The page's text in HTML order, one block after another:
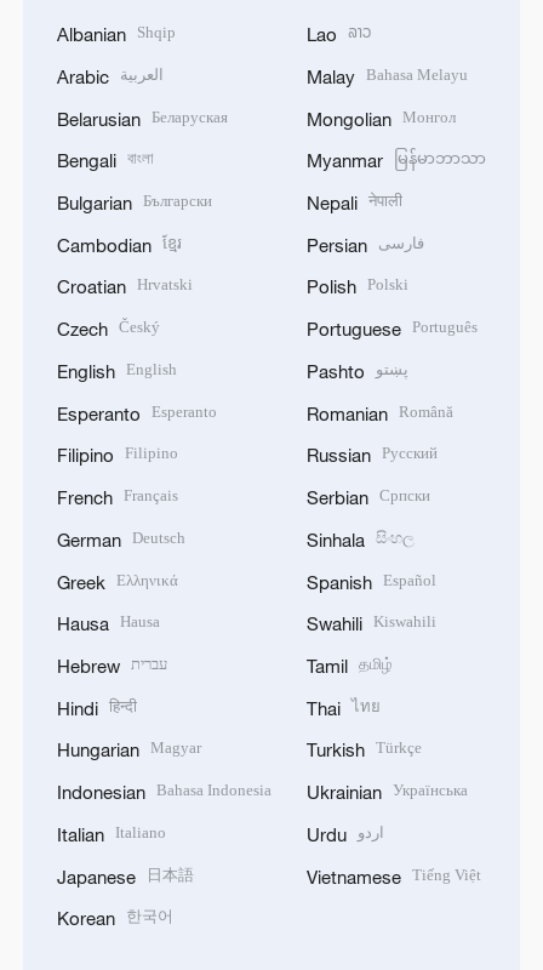
Albanian Shqip
Arabic العربية
Belarusian Беларуская
Bengali বাংলা
Bulgarian Български
Cambodian ខ្មែរ
Croatian Hrvatski
Czech Český
English English
Esperanto Esperanto
Filipino Filipino
French Français
German Deutsch
Greek Ελληνικά
Hausa Hausa
Hebrew עברית
Hindi हिन्दी
Hungarian Magyar
Indonesian Bahasa Indonesia
Italian Italiano
Japanese 日本語
Korean 한국어
Lao ລາວ
Malay Bahasa Melayu
Mongolian Монгол
Myanmar မြန်မာဘာသာ
Nepali नेपाली
Persian فارسی
Polish Polski
Portuguese Português
Pashto پښتو
Romanian Română
Russian Русский
Serbian Српски
Sinhala සිංහල
Spanish Español
Swahili Kiswahili
Tamil தமிழ்
Thai ไทย
Turkish Türkçe
Ukrainian Українська
Urdu اردو
Vietnamese Tiếng Việt